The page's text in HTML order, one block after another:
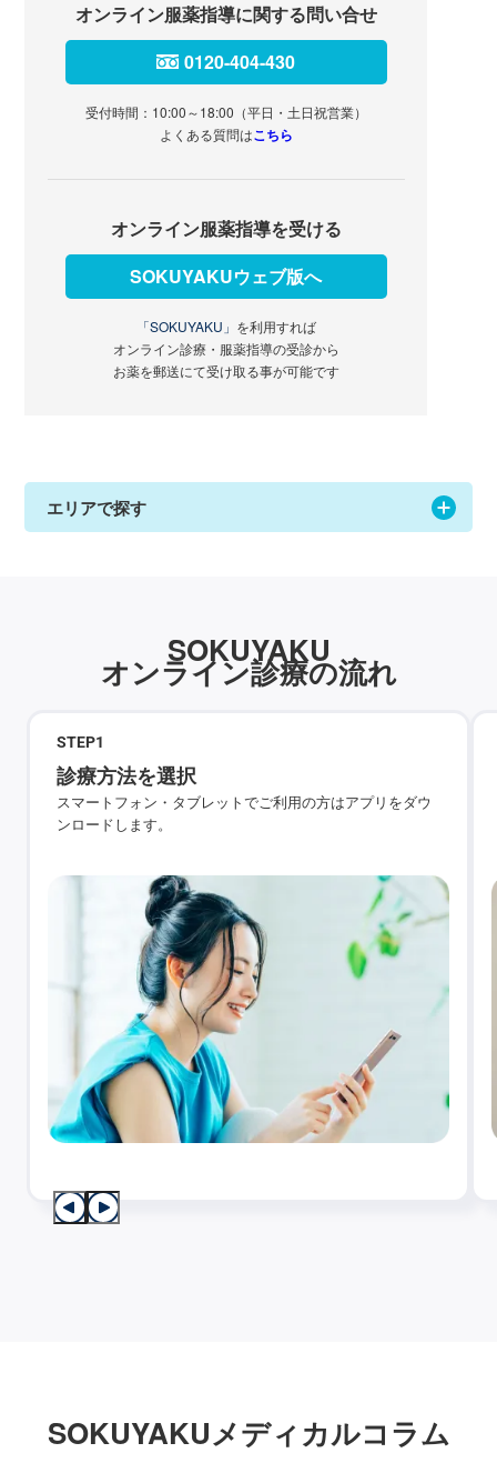
オンライン服薬指導に関する問い合せ
0120-404-430
受付時間：10:00～18:00（平日・土日祝営業）
よくある質問はこちら
オンライン服薬指導を受ける
SOKUYAKUウェブ版へ
「SOKUYAKU」 を利用すれば
オンライン診療・服薬指導の受診から
お薬を郵送にて受け取る事が可能です
エリアで探す
SOKUYAKU
オンライン診療の流れ
STEP1
診療方法を選択
スマートフォン・タブレットでご利用の方はアプリをダウ
ンロードします。
SOKUYAKUメディカルコラム